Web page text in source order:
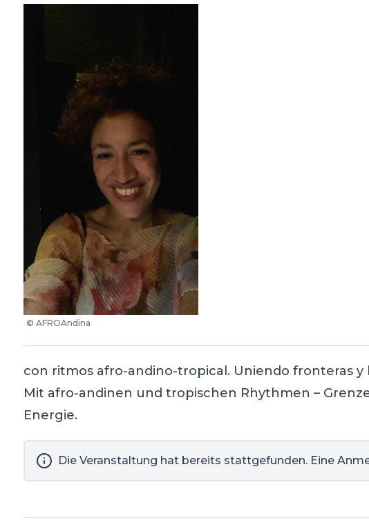
© AFROAndina
con ritmos afro-andino-tropical. Uniendo fronteras
Mit afro-andinen und tropischen Rhythmen –
Energie.
Die Veranstaltung hat bereits stattgefunden. Eine